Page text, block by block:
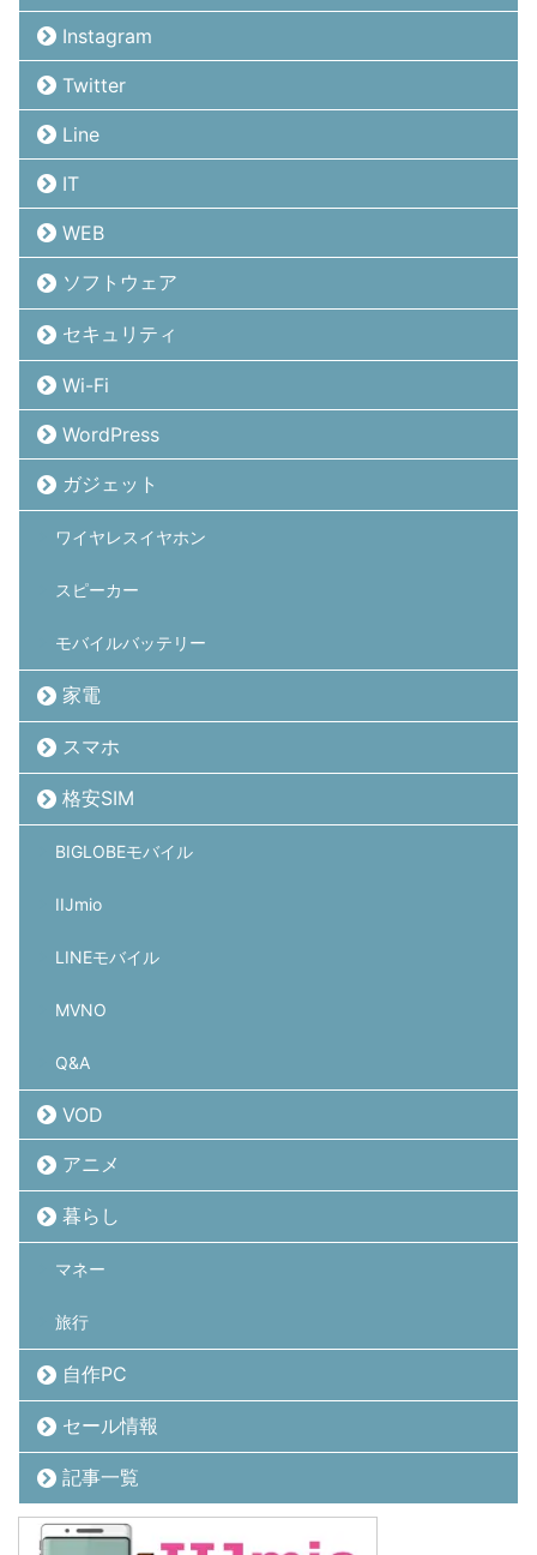
Instagram
Twitter
Line
IT
WEB
ソフトウェア
セキュリティ
Wi-Fi
WordPress
ガジェット
ワイヤレスイヤホン
スピーカー
モバイルバッテリー
家電
スマホ
格安SIM
BIGLOBEモバイル
IIJmio
LINEモバイル
MVNO
Q&A
VOD
アニメ
暮らし
マネー
旅行
自作PC
セール情報
記事一覧